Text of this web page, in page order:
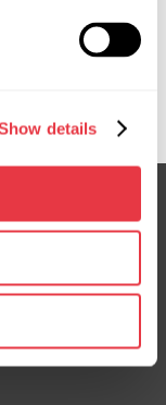
details